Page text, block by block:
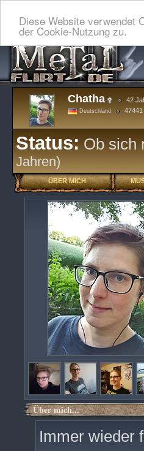
Diese Website verwendet
der Cookie-Nutzung zu.
Chatha 42
Deutschland
Status:Ob sich
Jahren)
ÜBER MICH
Über mich...
Immer wieder